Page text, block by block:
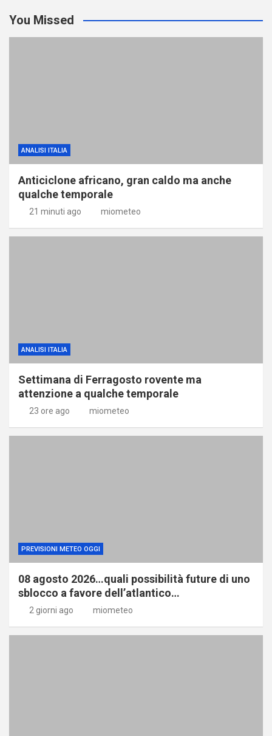
You Missed
ANALISI ITALIA
Anticiclone africano, gran caldo ma anche
qualche temporale
21 minuti ago miometeo
ANALISI ITALIA
Settimana di Ferragosto rovente ma
attenzione a qualche temporale
23 ore ago miometeo
PREVISIONI METEO OGGI
08 agosto 2026…quali possibilità future di uno
sblocco a favore dell’atlantico…
2 giorni ago miometeo